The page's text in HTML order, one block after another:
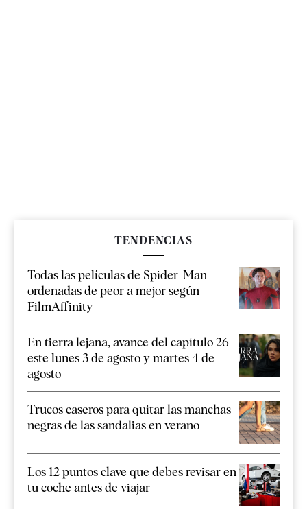
TENDENCIAS
Todas las películas de Spider-Man
ordenadas de peor a mejor según
FilmAffinity
En tierra lejana, avance del capítulo 26
este lunes 3 de agosto y martes 4 de
agosto
Trucos caseros para quitar las manchas
negras de las sandalias en verano
Los 12 puntos clave que debes revisar en
tu coche antes de viajar